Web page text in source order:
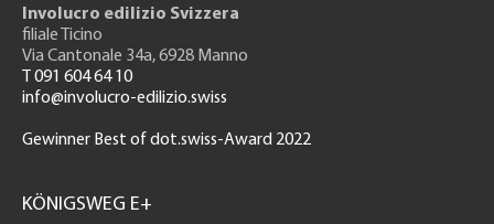
Involucro edilizio Svizzera
filiale Ticino
Via Cantonale 34a, 6928 Manno
T 091 604 64 10
info@involucro-edilizio.swiss
Gewinner Best of dot.swiss-Award 2022
GH
KÖNIGSWEG E+